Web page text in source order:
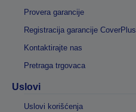
Provera garancije
Registracija garancije CoverPlus
Kontaktirajte nas
Pretraga trgovaca
Uslovi
Uslovi korišćenja